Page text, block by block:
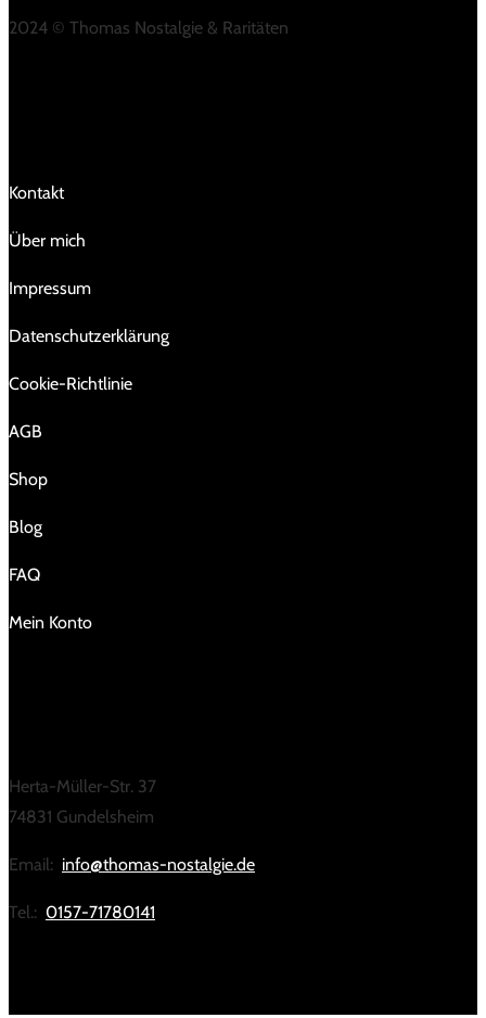
2024 © Thomas Nostalgie & Raritäten
Kontakt
Über mich
Impressum
Da­ten­schutz­er­klä­rung
Cookie-Richtlinie
AGB
Shop
Blog
FAQ
Mein Konto
Herta-Müller-Str. 37
74831 Gundelsheim
Email: info@thomas-nostalgie.de
Tel.: 0157-71780141